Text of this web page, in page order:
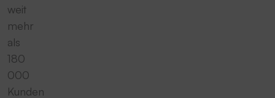
weit
mehr
als
180
000
Kunden